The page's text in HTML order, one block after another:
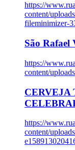
https://
content/
fileminimizer-
São Rafael
https://
content/
CERVEJA
https://
content/